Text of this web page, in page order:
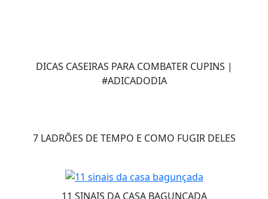
DICAS CASEIRAS PARA COMBATER CUPINS |
#ADICADODIA
7 LADRÕES DE TEMPO E COMO FUGIR DELES
11 SINAIS DA CASA BAGUNÇADA